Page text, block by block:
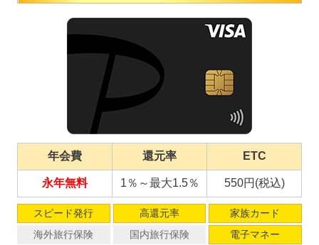
年会費 還元率 ETC
永年無料 1％～最大1.5％ 550円(税込)
スピード発行 高還元率
家族カード
海外旅行保険
国内旅行保険 電子マネー